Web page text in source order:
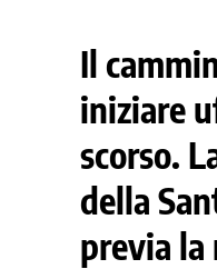
Il
iniziare
scorso.
della
previa la